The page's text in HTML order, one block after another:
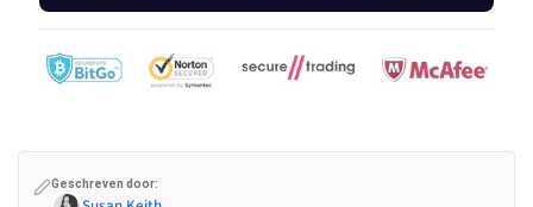
Geschreven door: